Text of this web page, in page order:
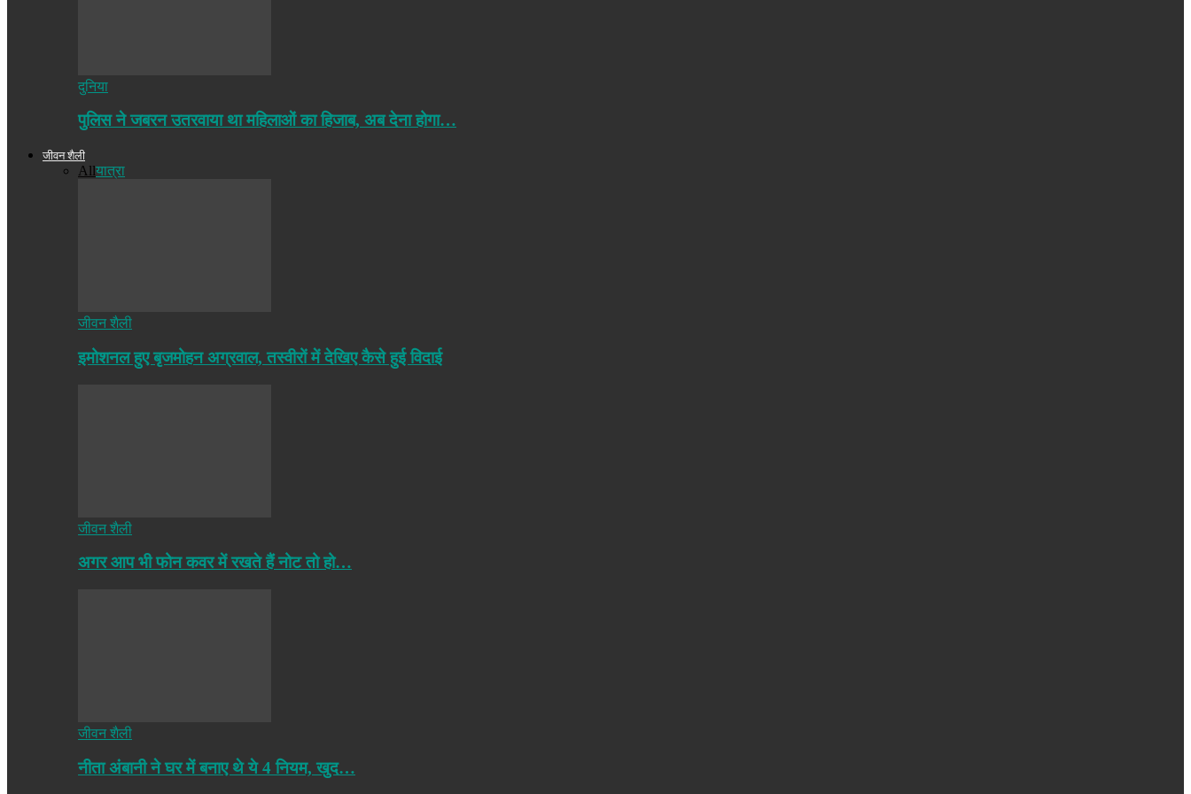
दुनिया
पुलिस ने जबरन उतरवाया था महिलाओं का हिजाब, अब देना होगा…
जीवन शैली
Allयात्रा
जीवन शैली
इमोशनल हुए बृजमोहन अग्रवाल, तस्वीरों में देखिए कैसे हुई विदाई
जीवन शैली
अगर आप भी फोन कवर में रखते हैं नोट तो हो…
जीवन शैली
नीता अंबानी ने घर में बनाए थे ये 4 नियम, खुद…